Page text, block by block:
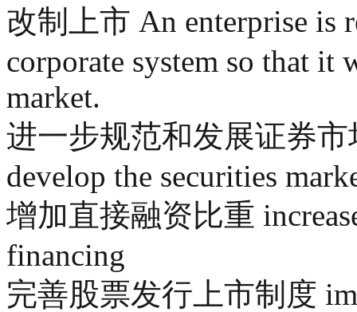
改制上市 An enterprise is
corporate system so that it
market.
进一步规范和发展证券市
develop the securities
增加直接融资比重
financing
完善股票发行上市制度